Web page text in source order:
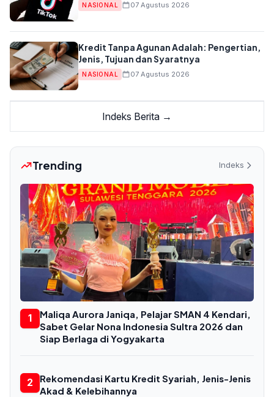
NASIONAL 07 Agustus 2026
Kredit Tanpa Agunan Adalah: Pengertian,
Jenis, Tujuan dan Syaratnya
NASIONAL 07 Agustus 2026
Indeks Berita →
Trending Indeks
1
Maliqa Aurora Janiqa, Pelajar SMAN 4 Kendari,
Sabet Gelar Nona Indonesia Sultra 2026 dan
Siap Berlaga di Yogyakarta
2
Rekomendasi Kartu Kredit Syariah, Jenis-Jenis
Akad & Kelebihannya